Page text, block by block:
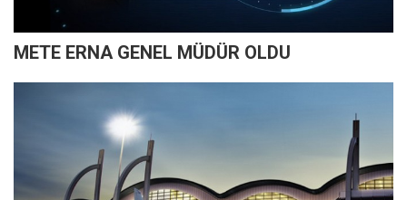
METE ERNA GENEL MÜDÜR OLDU